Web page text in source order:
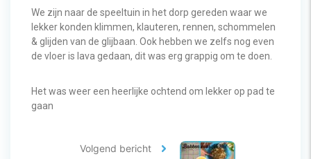
We zijn naar de speeltuin in het dorp gereden waar we
lekker konden klimmen, klauteren, rennen, schommelen
& glijden van de glijbaan. Ook hebben we zelfs nog even
de vloer is lava gedaan, dit was erg grappig om te doen.
Het was weer een heerlijke ochtend om lekker op pad te
gaan
Volgend bericht